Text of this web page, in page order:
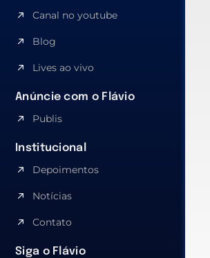
Canal no youtube
Blog
Lives ao vivo
Anúncie com o Flávio
Publis
Institucional
Depoimentos
Notícias
Contato
Siga o Flávio